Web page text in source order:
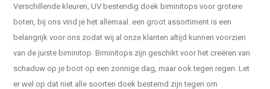
Verschillende kleuren, UV bestendig doek biminitops voor grotere
boten, bij ons vind je het allemaal. een groot assortiment is een
belangrijk voor ons zodat wij al onze klanten altijd kunnen voorzien
van de juiste biminitop. Biminitops zijn geschikt voor het creëren van
schaduw op je boot op een zonnige dag, maar ook tegen regen. Let
er wel op dat niet alle soorten doek bestemd zijn tegen om